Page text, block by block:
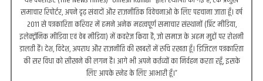
समाचार रिपोर्टर, अपने दृढ़ संवादों और राजनीतिक विवेचनाओं के लिए पहचाना जाता हूँ। वर्ष
2011 से पत्रकारिता करियर में हमने अनेक महत्वपूर्ण समाचार संस्थानों (प्रिंट मीडिया,
इलेक्ट्रॉनिक मीडिया एवं वेब मीडिया) में कवरेज किया है, जो समाज के अहम मुद्दों पर रोशनी
डालती हैं। देश, विदेश, अपराध और राजनीति की खबरों में रुचि रखता हूँ। डिजिटल पत्रकारिता
की सर विधा को सीखने की लगन है। आगे भी अपने कर्तव्यों का निर्वहन करता रहूँ, इसके
लिए आपके स्नेह के लिए आभारी हूँ।”